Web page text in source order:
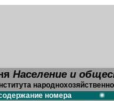
Население и
номера